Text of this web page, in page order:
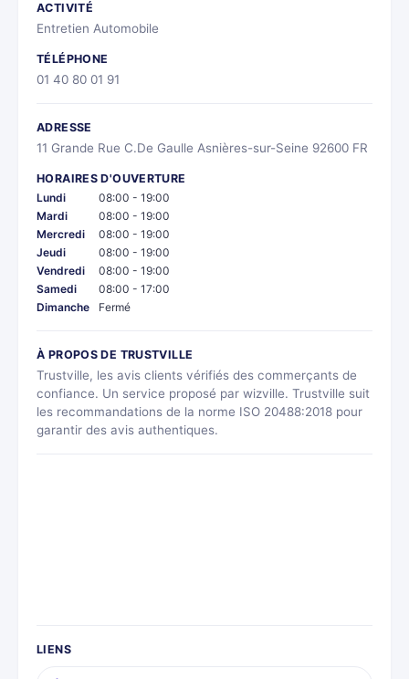
ACTIVITÉ
Entretien Automobile
TÉLÉPHONE
01 40 80 01 91
ADRESSE
11 Grande Rue C.De Gaulle Asnières-sur-Seine 92600 FR
HORAIRES D'OUVERTURE
Lundi
08:00 - 19:00
Mardi
08:00 - 19:00
Mercredi
08:00 - 19:00
Jeudi
08:00 - 19:00
Vendredi
08:00 - 19:00
Samedi
08:00 - 17:00
Dimanche
Fermé
À PROPOS DE TRUSTVILLE
Trustville, les avis clients vérifiés des commerçants de
confiance. Un service proposé par wizville. Trustville suit
les recommandations de la norme ISO 20488:2018 pour
garantir des avis authentiques.
LIENS